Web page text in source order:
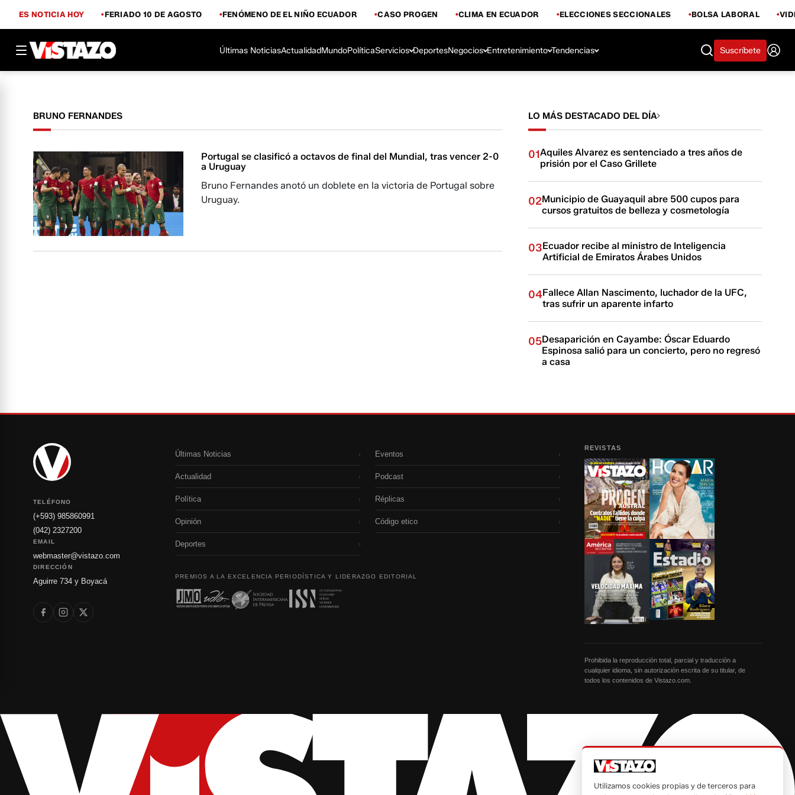
ES NOTICIA HOY FERIADO 10 DE AGOSTO FENÓMENO DE EL NIÑO ECUADOR CASO PROGEN CLIMA EN ECUADOR ELECCIONES SECCIONALES BOLSA LABORAL
Últimas NoticiasActualidadMundoPolíticaServicios DeportesNegocios Entretenimiento Tendencias Suscríbete
BRUNO FERNANDES
Portugal se clasificó a octavos de final del Mundial, tras vencer 2-0
a Uruguay
Bruno Fernandes anotó un doblete en la victoria de Portugal sobre
Uruguay.
LO MÁS DESTACADO DEL DÍA
01Aquiles Alvarez es sentenciado a tres años de
prisión por el Caso Grillete
02Municipio de Guayaquil abre 500 cupos para
cursos gratuitos de belleza y cosmetología
03Ecuador recibe al ministro de Inteligencia
Artificial de Emiratos Árabes Unidos
04Fallece Allan Nascimento, luchador de la UFC,
tras sufrir un aparente infarto
05Desaparición en Cayambe: Óscar Eduardo
Espinosa salió para un concierto, pero no regresó
a casa
TELÉFONO
(+593) 985860991
(042) 2327200
EMAIL
webmaster@vistazo.com
DIRECCIÓN
Aguirre 734 y Boyacá
Últimas Noticias ›
Actualidad ›
Política ›
Opinión ›
Deportes ›
Eventos ›
Podcast ›
Réplicas ›
Código etico ›
PREMIOS A LA EXCELENCIA PERIODÍSTICA Y LIDERAZGO EDITORIAL
REVISTAS
Prohibida la reproducción total, parcial y traducción a
cualquier idioma, sin autorización escrita de su titular, de
todos los contenidos de Vistazo.com.
Utilizamos cookies propias y de terceros para